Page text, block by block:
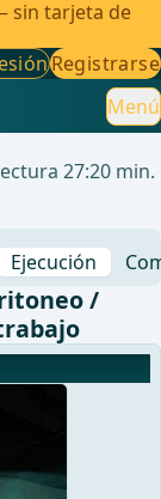
sin tarjeta de
Registrarse
Menú
27:20 min.
Ejecución
/